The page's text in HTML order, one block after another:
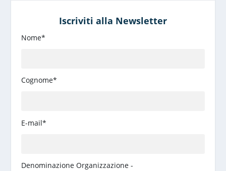
Iscriviti alla Newsletter
Nome*
Cognome*
E-mail*
Denominazione Organizzazione -